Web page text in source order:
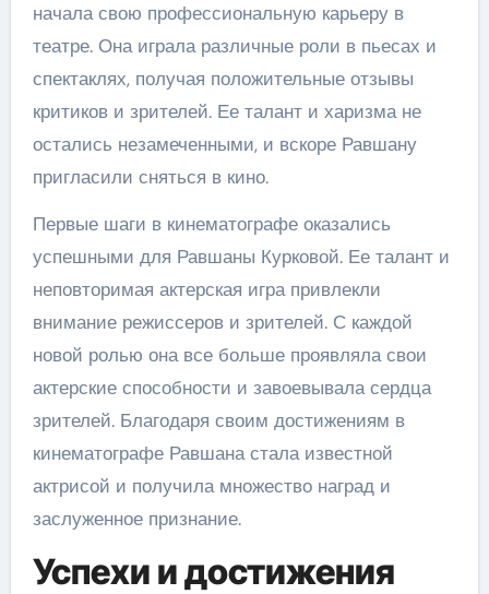
начала свою профессиональную карьеру в
театре. Она играла различные роли в пьесах и
спектаклях, получая положительные отзывы
критиков и зрителей. Ее талант и харизма не
остались незамеченными, и вскоре Равшану
пригласили сняться в кино.
Первые шаги в кинематографе оказались
успешными для Равшаны Курковой. Ее талант и
неповторимая актерская игра привлекли
внимание режиссеров и зрителей. С каждой
новой ролью она все больше проявляла свои
актерские способности и завоевывала сердца
зрителей. Благодаря своим достижениям в
кинематографе Равшана стала известной
актрисой и получила множество наград и
заслуженное признание.
Успехи и достижения